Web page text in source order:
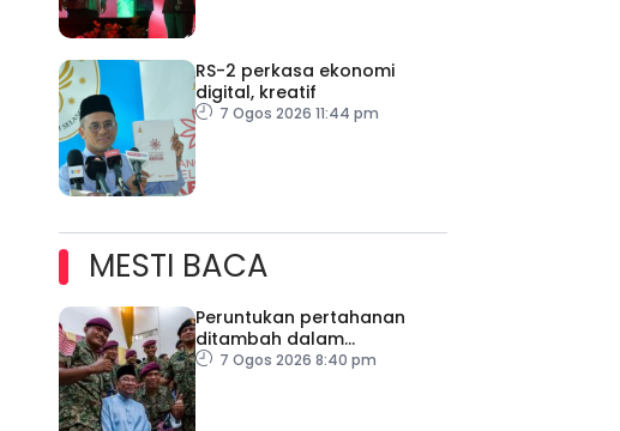
RS-2 perkasa ekonomi
digital, kreatif
7 Ogos 2026 11:44 pm
MESTI BACA
Peruntukan pertahanan
ditambah dalam
Belanjawan 2027
7 Ogos 2026 8:40 pm